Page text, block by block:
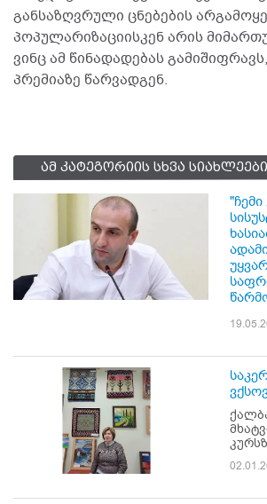
განსაზღვრული ცნებების
პოპულარიზაციისკენ არის
ვინც ამ წინადადებას
პრემიაზე წარვადგენ.
ამ კატეგორიის სხვა სიახლეები